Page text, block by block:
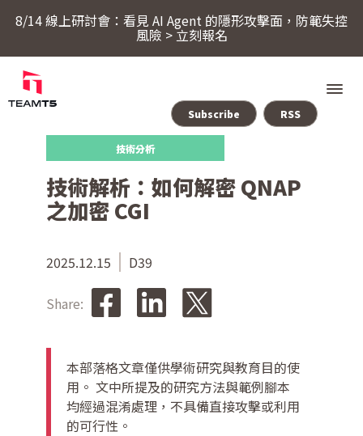
8/14 線上研討會：看見 AI Agent 的隱形攻擊面，防範失控
風險 > 立刻報名
關於 TeamT5
最新消息
技術分析
Subscribe RSS
技術解析：如何解密 QNAP
之加密 CGI
2025.12.15 D39
Share:
本部落格文章僅供學術研究與教育目的使
用。 文中所提及的研究方法與範例腳本
均經過混淆處理，不具備直接攻擊或利用
的可行性。